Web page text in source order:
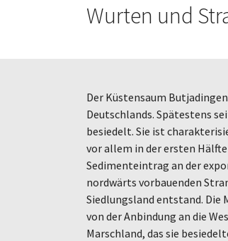
Wurten und
Der Küstensaum
Deutschlands. Spätestens
besiedelt. Sie ist
vor allem in der ersten
Sedimenteintrag an der
nordwärts vorbauenden
Siedlungsland entstand. Die
von der Anbindung an die
Marschland, das sie